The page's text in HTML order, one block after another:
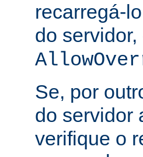
recarregá-
do
Se, por
do servidor
verifique o